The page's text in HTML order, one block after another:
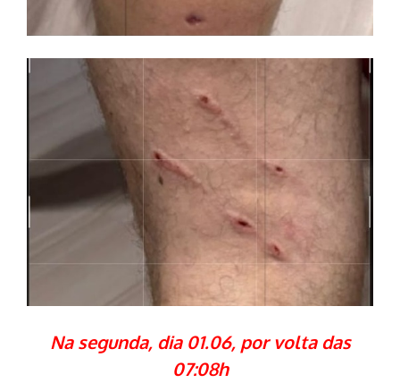
Na segunda, dia 01.06, por volta das
07:08h